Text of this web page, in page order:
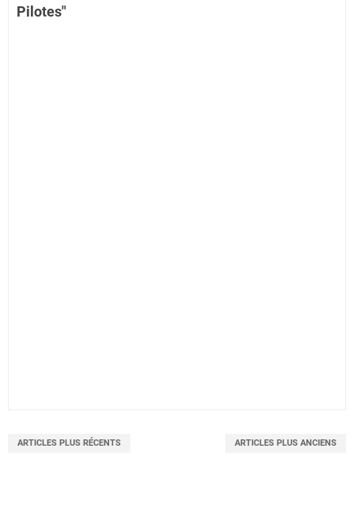
Pilotes"
ARTICLES PLUS RÉCENTS ARTICLES PLUS ANCIENS